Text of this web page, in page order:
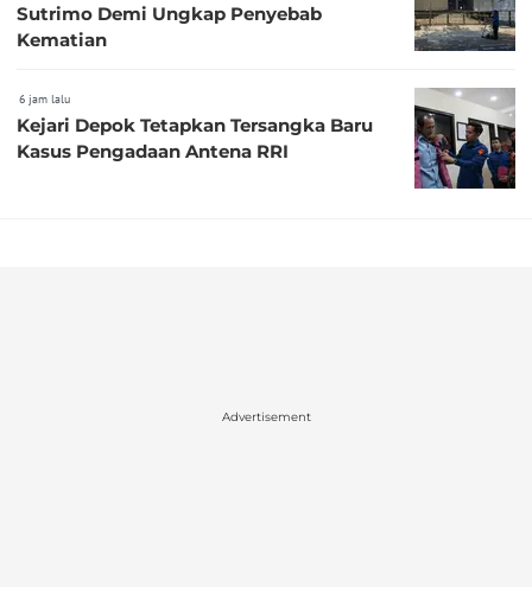
Sutrimo Demi Ungkap Penyebab
Kematian
6 jam lalu
Kejari Depok Tetapkan Tersangka Baru
Kasus Pengadaan Antena RRI
Advertisement